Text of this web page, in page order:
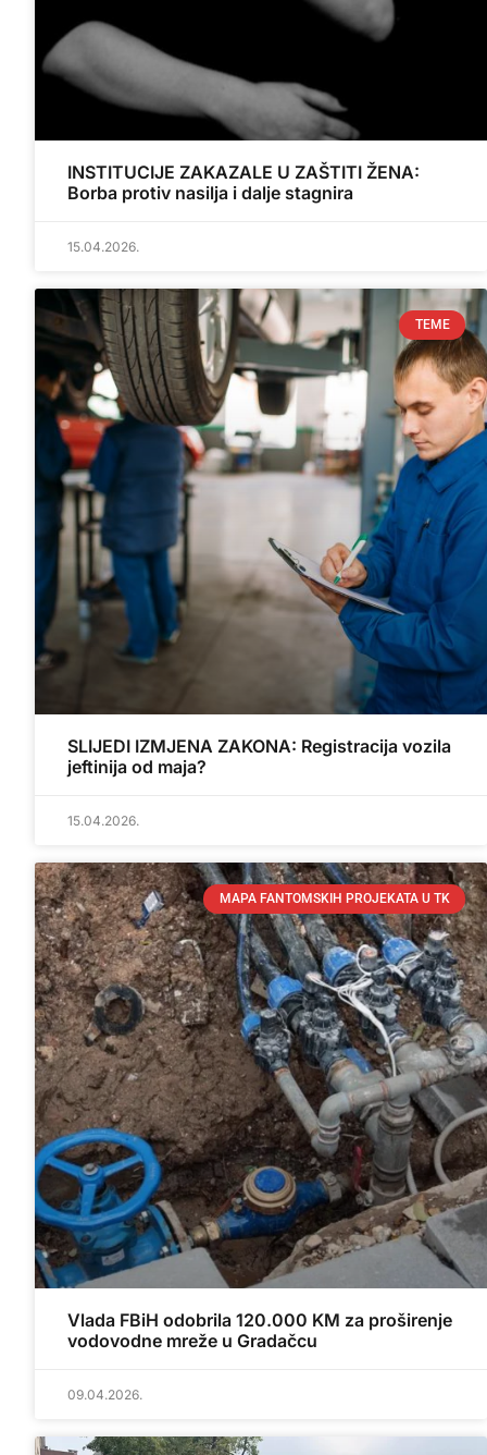
INSTITUCIJE ZAKAZALE U ZAŠTITI ŽENA:
Borba protiv nasilja i dalje stagnira
15.04.2026.
TEME
SLIJEDI IZMJENA ZAKONA: Registracija vozila
jeftinija od maja?
15.04.2026.
MAPA FANTOMSKIH PROJEKATA U TK
Vlada FBiH odobrila 120.000 KM za proširenje
vodovodne mreže u Gradačcu
09.04.2026.